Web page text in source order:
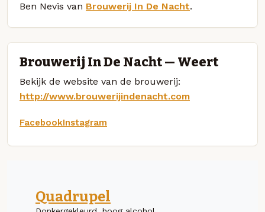
Ben Nevis van Brouwerij In De Nacht.
Brouwerij In De Nacht — Weert
Bekijk de website van de brouwerij:
http://www.brouwerijindenacht.com
FacebookInstagram
Quadrupel